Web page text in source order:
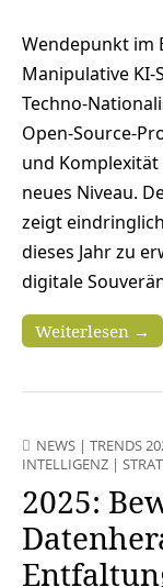
Wendepunkt im
Manipulative KI-
Techno-
Open-Source-
und
neues Niveau.
zeigt
dieses Jahr zu
digitale
Weiterlesen →
NEWS | TRENDS
INTELLIGENZ |
2025: